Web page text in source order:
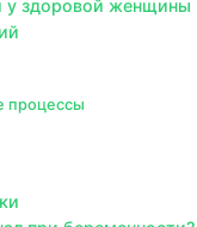
у здоровой женщины
процессы